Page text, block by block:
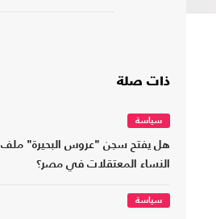
ذات صلة
سياسة
هل يفتح سجن "عروس البحيرة" ملف
النساء المعتقلات في مصر؟
سياسة